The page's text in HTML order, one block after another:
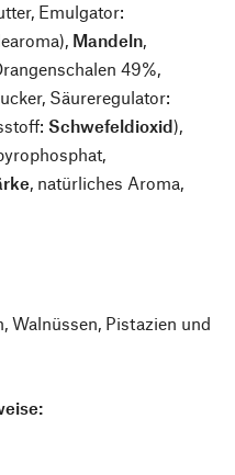
Emulgator:
Mandeln,
49%,
Säureregulator:
Schwefeldioxid),
, natürliches Aroma,
Walnüssen, Pistazien und